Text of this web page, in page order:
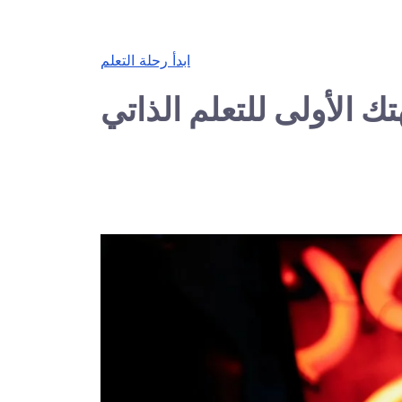
ابدأ رحلة التعلم
الأولى للتعلم الذاتي